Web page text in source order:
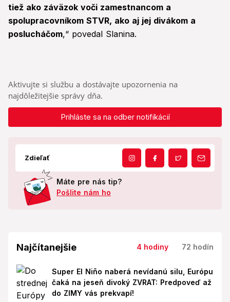
tiež ako záväzok voči zamestnancom a
spolupracovníkom STVR, ako aj jej divákom a
poslucháčom,“ povedal Slanina.
Aktivujte si službu a dostávajte upozornenia na
najdôležitejšie správy dňa.
Prihláste sa na odber notifikácií
Zdieľať
Máte pre nás tip?
Pošlite nám ho
Najčítanejšie 4 hodiny 72 hodín
Super El Niño naberá nevídanú silu, Európu
čaká na jeseň divoký ZVRAT: Predpoveď až
do ZIMY vás prekvapí!